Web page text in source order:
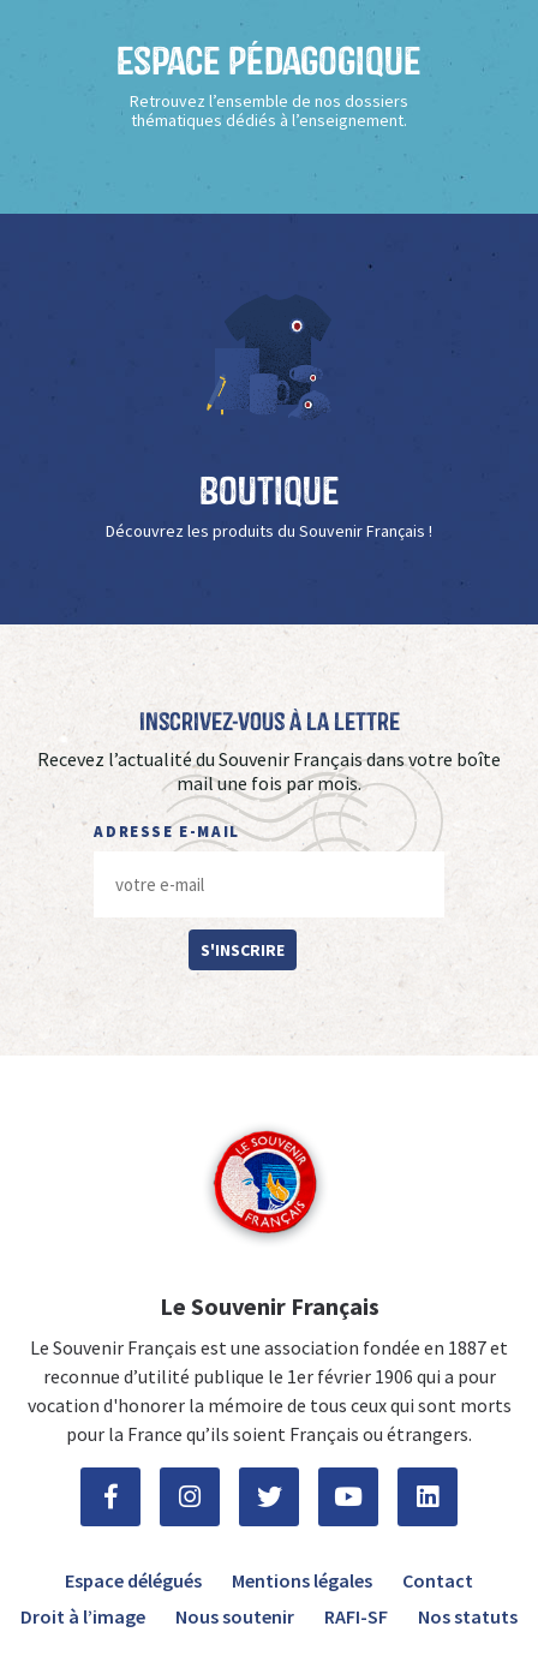
Espace Pédagogique
Retrouvez l’ensemble de nos dossiers
thématiques dédiés à l’enseignement.
Boutique
Découvrez les produits du Souvenir Français !
Inscrivez-vous à La Lettre
Recevez l’actualité du Souvenir Français dans votre boîte
mail une fois par mois.
ADRESSE E-MAIL
S'INSCRIRE
Le Souvenir Français
Le Souvenir Français est une association fondée en 1887 et
reconnue d’utilité publique le 1er février 1906 qui a pour
vocation d'honorer la mémoire de tous ceux qui sont morts
pour la France qu’ils soient Français ou étrangers.
Espace délégués Mentions légales
Contact
Droit à l’image
Nous soutenir RAFI-SF Nos statuts